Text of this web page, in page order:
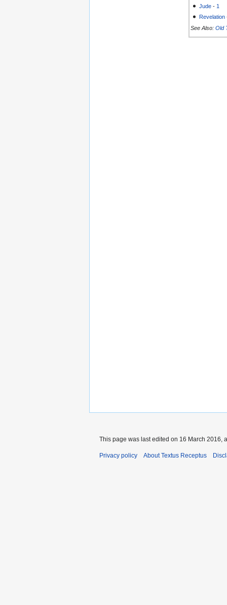
Jude - 1
Revelation
See Also: Old
This page was last edited on 16 March 2016,
Privacy policy About Textus Receptus